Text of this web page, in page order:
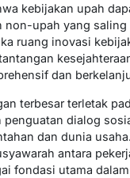
kebijakan upah
non-upah yang saling
ruang inovasi
dan
terbesar terletak
penguatan dialog
dan dunia
antara
fondasi utama